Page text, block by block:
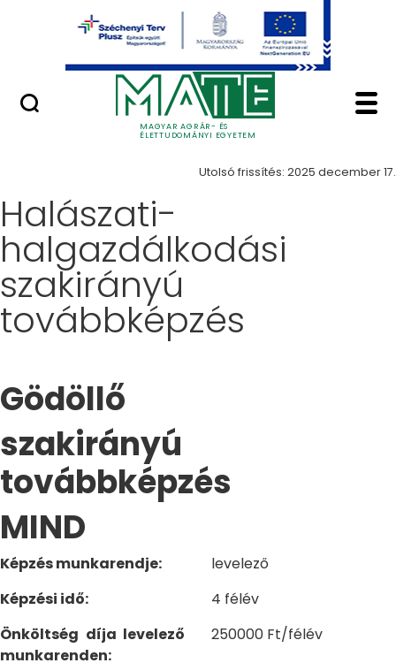
Ugrás a fő tartalomhoz
MAGYAR AGRÁR- ÉS
ÉLETTUDOMÁNYI EGYETEM
Minőségügy
Képzés - Magyar
Képzések
Utolsó frissítés: 2025 december 17.
Halászati-
halgazdálkodási
szakirányú
továbbképzés
Gödöllő
szakirányú
továbbképzés
MIND
Képzés munkarendje:
levelező
Képzési idő:
4 félév
Önköltség díja levelező
munkarenden:
250000 Ft/félév